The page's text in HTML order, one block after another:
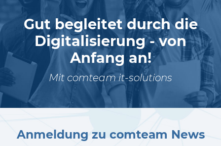
Gut begleitet durch die
Digitalisierung - von
Anfang an!
Mit comteam it-solutions
Anmeldung zu comteam News